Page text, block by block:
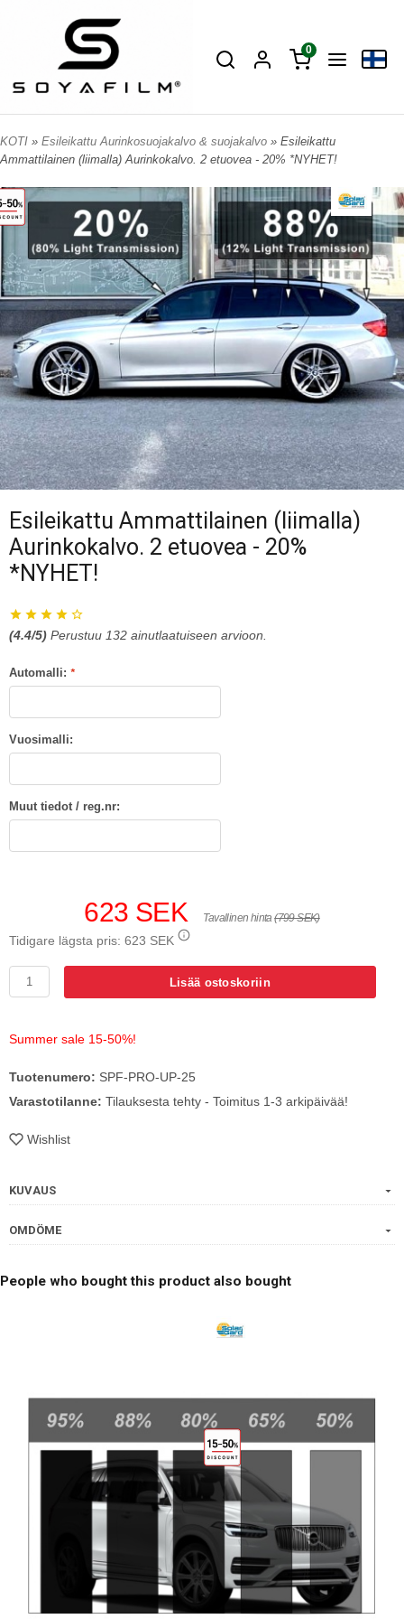
0
KOTI » Esileikattu Aurinkosuojakalvo & suojakalvo » Esileikattu
Ammattilainen (liimalla) Aurinkokalvo. 2 etuovea - 20% *NYHET!
Esileikattu Ammattilainen (liimalla)
Aurinkokalvo. 2 etuovea - 20%
*NYHET!
(4.4/5) Perustuu 132 ainutlaatuiseen arvioon.
Automalli: *
Vuosimalli:
Muut tiedot / reg.nr:
623 SEK Tavallinen hinta(799 SEK)
Tidigare lägsta pris: 623 SEK
Lisää ostoskoriin
Summer sale 15-50%!
Tuotenumero: SPF-PRO-UP-25
Varastotilanne: Tilauksesta tehty - Toimitus 1-3 arkipäivää!
Wishlist
KUVAUS
OMDÖME
People who bought this product also bought